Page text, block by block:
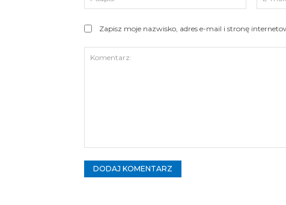
Zapisz moje nazwisko, adres e-mail i stronę